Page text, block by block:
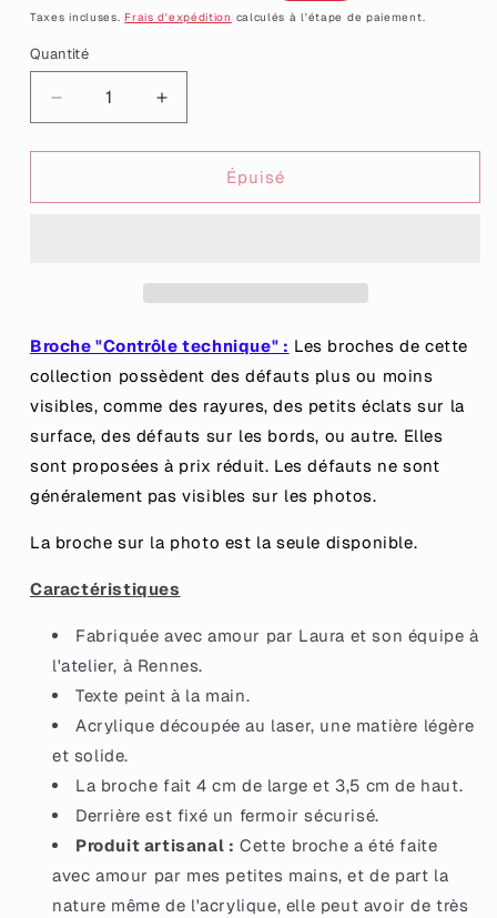
habituel
promotionnel
Taxes incluses. Frais d'expédition calculés à l'étape de paiement.
Quantité
Quantité
Réduire
la
quantité
[CONTRÔLE
de
en
acrylique
marbrée
bleue,
rose
et
à
Augmenter
la
quantité
[CONTRÔLE
de
en
acrylique
marbrée
bleue,
rose
et
à
Épuisé
Broche "Contrôle technique" : Les broches de cette
collection possèdent des défauts plus ou moins
visibles, comme des rayures, des petits éclats sur la
surface, des défauts sur les bords, ou autre. Elles
sont proposées à prix réduit. Les défauts ne sont
généralement pas visibles sur les photos.
La broche sur la photo est la seule disponible.
Caractéristiques
Fabriquée avec amour par Laura et son équipe à
l'atelier, à Rennes.
Texte peint à la main.
Acrylique découpée au laser, une matière légère
et solide.
La broche fait 4 cm de large et 3,5 cm de haut.
Derrière est fixé un fermoir sécurisé.
Produit artisanal : Cette broche a été faite
avec amour par mes petites mains, et de part la
nature même de l'acrylique, elle peut avoir de très